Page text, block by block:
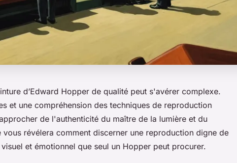
d’Edward Hopper de qualité peut s'avérer complexe.
et une compréhension des techniques de reproduction
de l'authenticité du maître de la lumière et du
révélera comment discerner une reproduction digne de
et émotionnel que seul un Hopper peut procurer.